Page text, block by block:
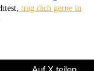
trag dich gerne in